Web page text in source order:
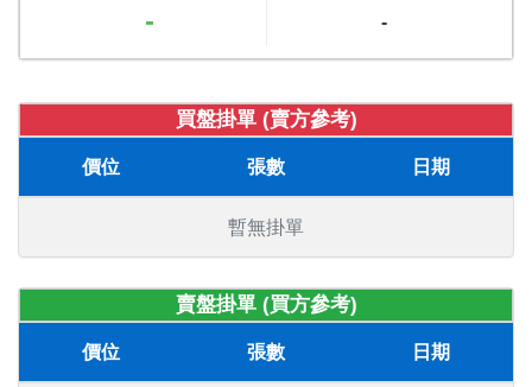
- -
買盤掛單 (賣方參考)
價位 張數 日期
暫無掛單
賣盤掛單 (買方參考)
價位 張數 日期